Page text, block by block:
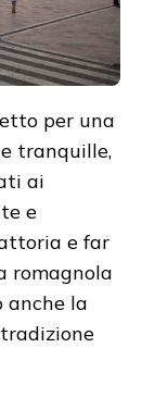
per una
tranquille,
ai
e
e far
romagnola
la